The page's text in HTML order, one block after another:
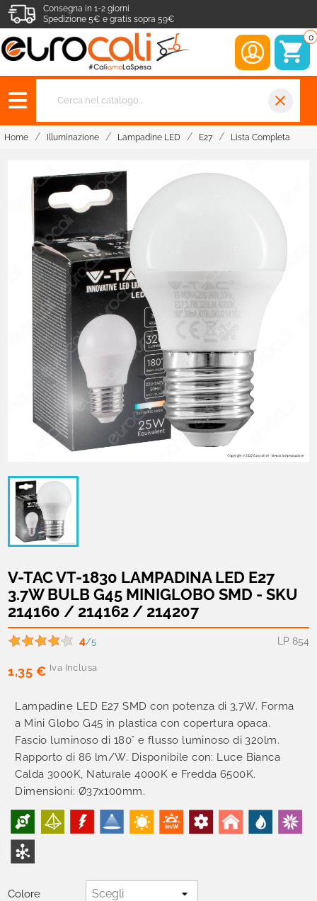
Consegna in 1-2 giorni
Spedizione 5€ e gratis sopra 59€
0
close
Home Illuminazione Lampadine LED E27 Lista Completa
V-TAC VT-1830 LAMPADINA LED E27
3.7W BULB G45 MINIGLOBO SMD - SKU
214160 / 214162 / 214207
LP 854
4/5
1,35 € Iva Inclusa
Lampadine LED E27 SMD con potenza di 3,7W. Forma
a Mini Globo G45 in plastica con copertura opaca.
Fascio luminoso di 180° e flusso luminoso di 320lm.
Rapporto di 86 lm/W. Disponibile con: Luce Bianca
Calda 3000K, Naturale 4000K e Fredda 6500K.
Dimensioni: Ø37x100mm.
Colore